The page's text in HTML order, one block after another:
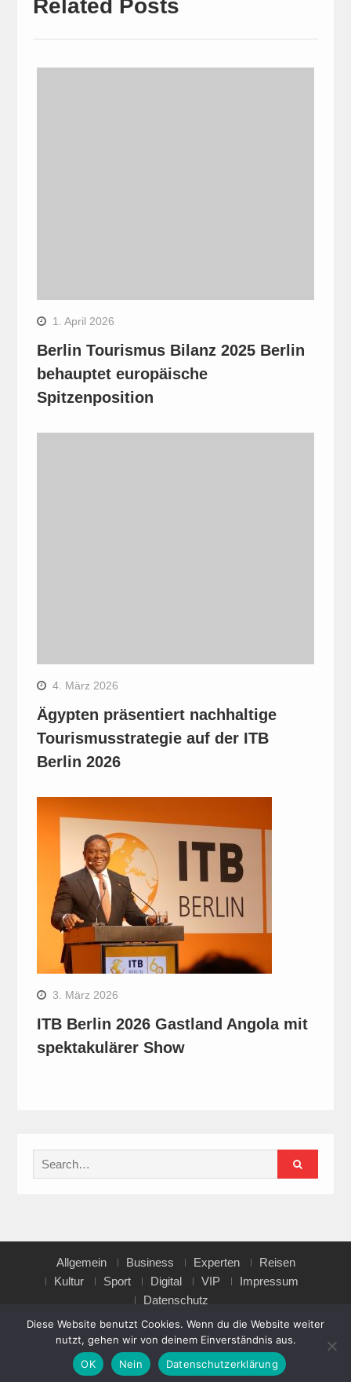
Related Posts
1. April 2026
Berlin Tourismus Bilanz 2025 Berlin
behauptet europäische
Spitzenposition
4. März 2026
Ägypten präsentiert nachhaltige
Tourismusstrategie auf der ITB
Berlin 2026
3. März 2026
ITB Berlin 2026 Gastland Angola mit
spektakulärer Show
Search
for:
Allgemein Business Experten
Reisen
Kultur
Sport Digital VIP
Impressum
Datenschutz
Copyright © All rights reserved.
Magazine Point byAxle Themes
Diese Website benutzt Cookies. Wenn du die Website weiter
nutzt, gehen wir von deinem Einverständnis aus.
OK
Nein Datenschutzerklärung